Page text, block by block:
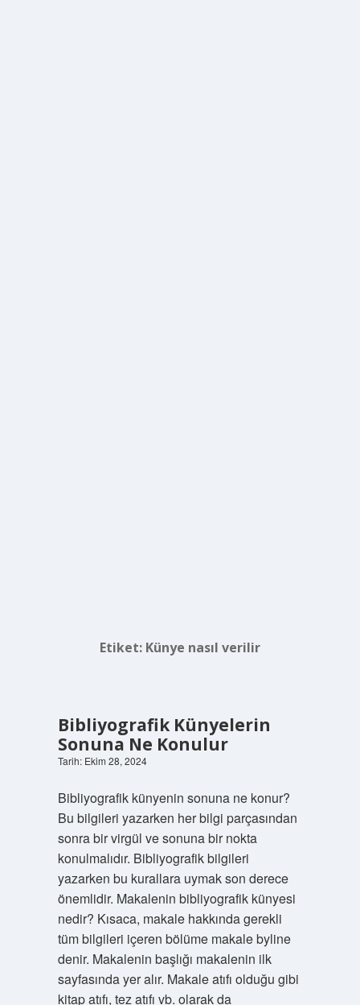
Etiket: Künye nasıl verilir
Bibliyografik Künyelerin
Sonuna Ne Konulur
Tarih: Ekim 28, 2024
Bibliyografik künyenin sonuna ne konur?
Bu bilgileri yazarken her bilgi parçasından
sonra bir virgül ve sonuna bir nokta
konulmalıdır. Bibliyografik bilgileri
yazarken bu kurallara uymak son derece
önemlidir. Makalenin bibliyografik künyesi
nedir? Kısaca, makale hakkında gerekli
tüm bilgileri içeren bölüme makale byline
denir. Makalenin başlığı makalenin ilk
sayfasında yer alır. Makale atıfı olduğu gibi
kitap atıfı, tez atıfı vb. olarak da